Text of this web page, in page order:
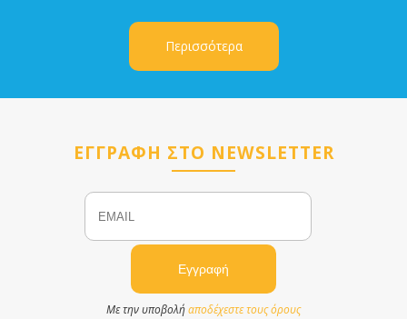
Περισσότερα
ΕΓΓΡΑΦΗ ΣΤΟ NEWSLETTER
Email
Με την υποβολήαποδέχεστε τους όρους